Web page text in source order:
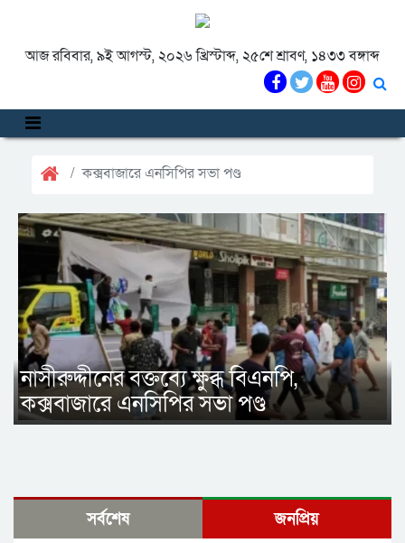
আজ রবিবার, ৯ই আগস্ট, ২০২৬ খ্রিস্টাব্দ, ২৫শে শ্রাবণ, ১৪৩৩ বঙ্গাব্দ
কক্সবাজারে এনসিপির সভা পণ্ড
নাসীরুদ্দীনের বক্তব্যে ক্ষুব্ধ বিএনপি,
কক্সবাজারে এনসিপির সভা পণ্ড
সর্বশেষ জনপ্রিয়